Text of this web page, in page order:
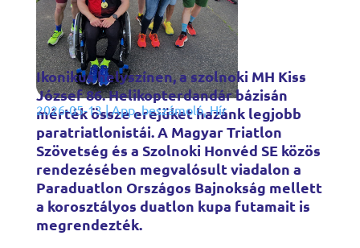
2026-05-13|App,beszámoló,Hír
Ikonikus helyszínen, a szolnoki MH Kiss
József 86. Helikopterdandár bázisán
mérték össze erejüket hazánk legjobb
paratriatlonistái. A Magyar Triatlon
Szövetség és a Szolnoki Honvéd SE közös
rendezésében megvalósult viadalon a
Paraduatlon Országos Bajnokság mellett
a korosztályos duatlon kupa futamait is
megrendezték.